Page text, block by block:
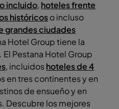
incluido, hoteles frente
históricoso incluso
grandes ciudades
Hotel Group tiene la
Pestana Hotel Group
, incluidoshoteles de 4
en tres continentes y en
de ensueño y en
Descubre los mejores